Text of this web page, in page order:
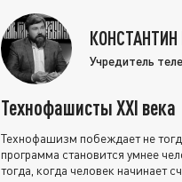
Учредитель
Технофашисты XXI века
Технофашизм побеждает не
программа становится умнее
тогда, когда человек начинает